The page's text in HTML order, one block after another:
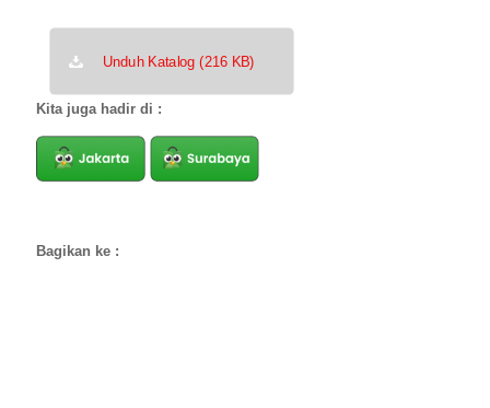
Unduh Katalog (216 KB)
Kita juga hadir di :
Bagikan ke :